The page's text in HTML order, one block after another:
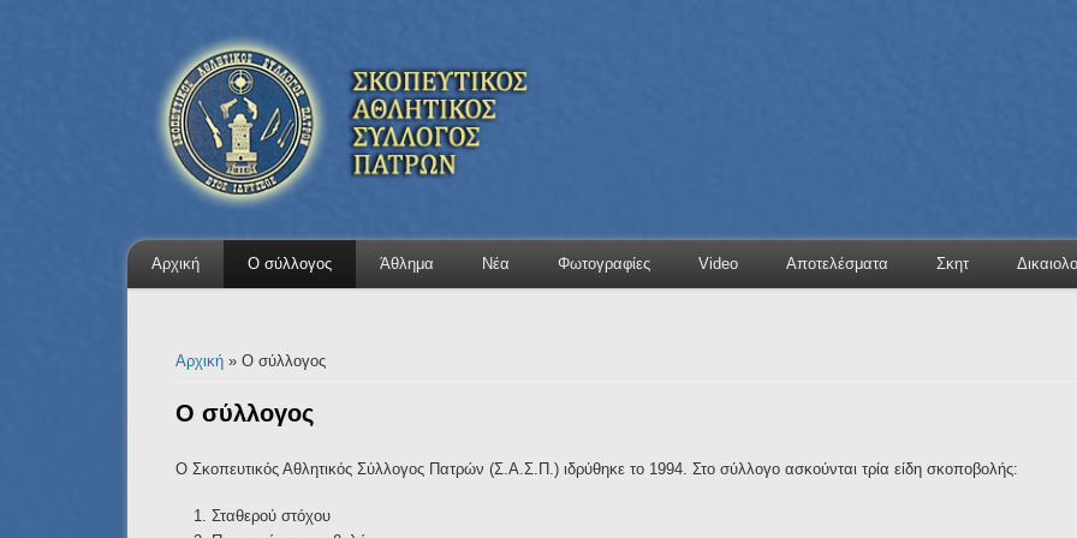
Αρχική Ο σύλλογος Άθλημα Νέα Φωτογραφίες Video Αποτελέσματα Σκητ
Είστε εδώ
Αρχική» Ο σύλλογος
Ο σύλλογος
Ο Σκοπευτικός Αθλητικός Σύλλογος Πατρών (Σ.Α.Σ.Π.) ιδρύθηκε το 1994. Στο σύλλογο ασκούνται τρία είδη σκοποβολής:
Σταθερού στόχου